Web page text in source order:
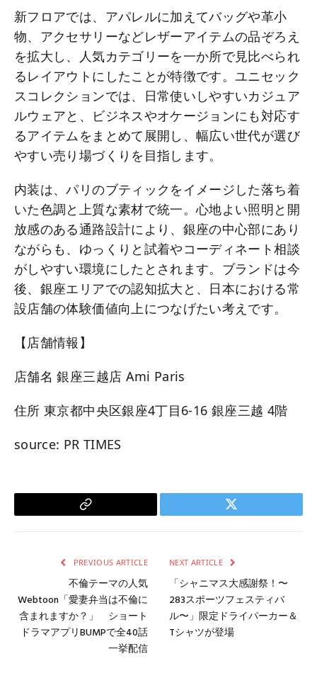
新フロアでは、アパレルに加えてバッグや革小
物、アクセサリーなどレザーアイテムの品ぞろえ
を拡大し、人気カテゴリーを一か所で見比べられ
るレイアウトにしたことが特徴です。ユニセック
スコレクションでは、日常使いしやすいカジュア
ルウェアと、ビジネスやオケージョンにも対応す
るアイテムをまとめて展開し、幅広い世代が選び
やすい売り場づくりを目指します。
内装は、パリのブティックをイメージした落ち着
いた色調と上質な素材で統一。心地よい照明と開
放感のある通路設計により、銀座の中心部にあり
ながらも、ゆっくりと試着やコーディネート相談
がしやすい環境にしたとされます。ブランドは今
後、銀座エリアでの認知拡大と、日本における常
設店舗の体験価値向上につなげたい考えです。
【店舗情報】
店舗名 銀座三越店 Ami Paris
住所 東京都中央区銀座4丁目6-16 銀座三越 4階
source: PR TIMES
Copy
Twitter
PREVIOUS ARTICLE
不倫テーマの人気
Webtoon「愛妻弁当は不倫に
含まれますか？」 ショート
ドラマアプリBUMPで全40話
一挙配信
NEXT ARTICLE
「シャニマス大感謝祭！〜
283スポーツフェスティバ
ル〜」限定ドライパーカー＆
Tシャツが登場